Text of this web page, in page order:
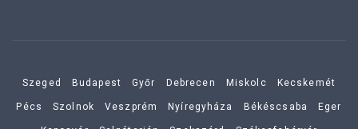
Szeged Budapest Győr Debrecen Miskolc Kecskemét
Pécs Szolnok Veszprém Nyíregyháza Békéscsaba Eger